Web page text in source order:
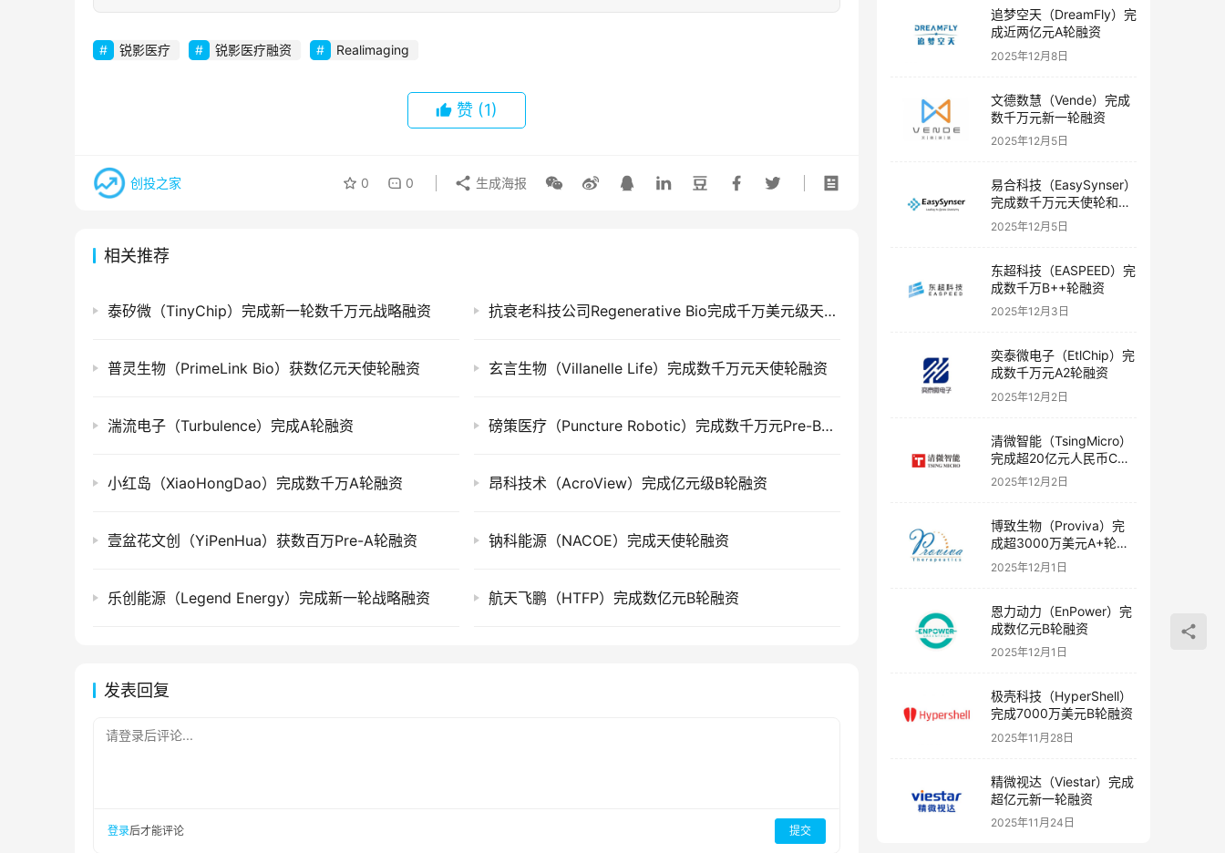
锐影医疗 锐影医疗融资 Realimaging
赞 (1)
创投之家 0 0 生成海报
相关推荐
泰矽微（TinyChip）完成新一轮数千万元战略融资 抗衰老科技公司Regenerative Bio完成千万美元级天使轮融资
普灵生物（PrimeLink Bio）获数亿元天使轮融资 玄言生物（Villanelle Life）完成数千万元天使轮融资
湍流电子（Turbulence）完成A轮融资 磅策医疗（Puncture Robotic）完成数千万元Pre-B+轮融资
小红岛（XiaoHongDao）完成数千万A轮融资 昂科技术（AcroView）完成亿元级B轮融资
壹盆花文创（YiPenHua）获数百万Pre-A轮融资 钠科能源（NACOE）完成天使轮融资
乐创能源（Legend Energy）完成新一轮战略融资 航天飞鹏（HTFP）完成数亿元B轮融资
发表回复
请登录后评论...
登录后才能评论 提交
追梦空天（DreamFly）完
成近两亿元A轮融资
2025年12月8日
文德数慧（Vende）完成
数千万元新一轮融资
2025年12月5日
易合科技（EasySynser）
完成数千万元天使轮和天
使+轮融资
2025年12月5日
东超科技（EASPEED）完
成数千万B++轮融资
2025年12月3日
奕泰微电子（EtlChip）完
成数千万元A2轮融资
2025年12月2日
清微智能（TsingMicro）
完成超20亿元人民币C轮
融资
2025年12月2日
博致生物（Proviva）完
成超3000万美元A+轮融
资
2025年12月1日
恩力动力（EnPower）完
成数亿元B轮融资
2025年12月1日
极壳科技（HyperShell）
完成7000万美元B轮融资
2025年11月28日
精微视达（Viestar）完成
超亿元新一轮融资
2025年11月24日